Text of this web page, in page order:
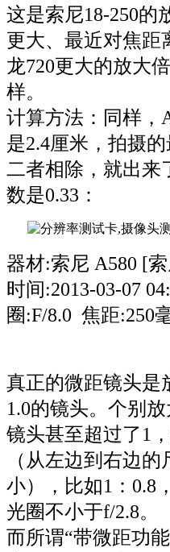
这是索尼18-250的
更大、最近对焦距
龙720更大的放大
样。
计算方法：同样，
是2.4厘米，拍摄
二者相除，就出
数是0.33：
器材:索尼 A580 [
时间:2013-03-07
圈:F/8.0 焦距:250
真正的微距镜头是
1.0的镜头。个别
镜头甚至超过了1
（从左边到右边
小），比如1：0.8
光圈不小于f/2.8。
而所谓“带微距功